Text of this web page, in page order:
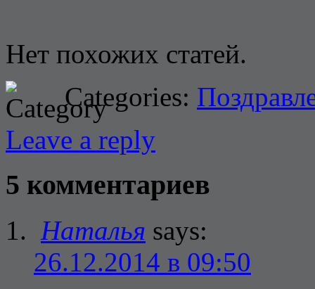
Нет похожих статей.
Categories:
Leave a reply
5 комментариев
Наталья says:
26.12.2014 в 09:50